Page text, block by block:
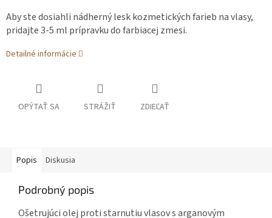
Aby ste dosiahli nádherný lesk kozmetických farieb na vlasy,
pridajte 3-5 ml prípravku do farbiacej zmesi.
Detailné informácie
OPÝTAŤ SA STRÁŽIŤ ZDIEĽAŤ
Popis Diskusia
Podrobný popis
Ošetrujúci olej proti starnutiu vlasov s arganovým